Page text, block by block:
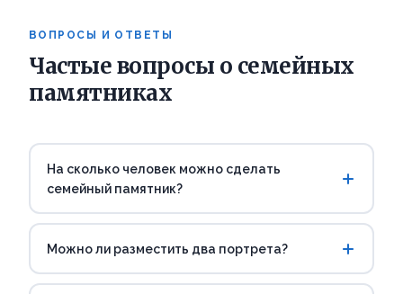
ВОПРОСЫ И ОТВЕТЫ
Частые вопросы о семейных
памятниках
На сколько человек можно сделать
семейный памятник?
Можно ли разместить два портрета?